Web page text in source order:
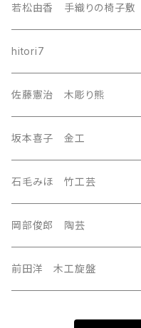
nordic
southeast Asia
east asia
Central Asia
U.S.A
若松由香 手織りの椅子敷
hitori7
佐藤憲治 木彫り熊
坂本喜子 金工
石毛みほ 竹工芸
岡部俊郎 陶芸
前田洋 木工旋盤